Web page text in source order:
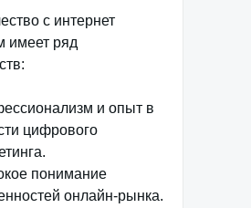
с интернет
имеет ряд
и опыт в
цифрового
понимание
онлайн-рынка.